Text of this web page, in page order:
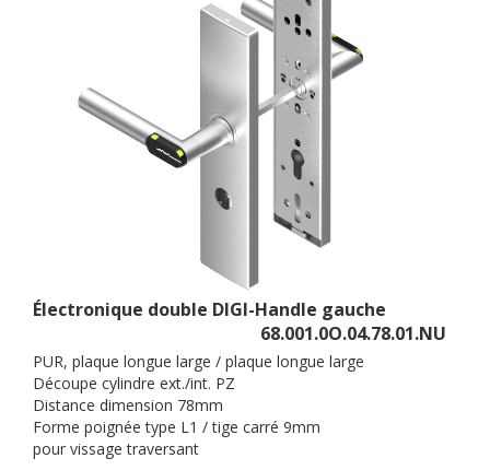
Électronique double DIGI-Handle gauche
68.001.0O.04.78.01.NU
PUR, plaque longue large / plaque longue large
Découpe cylindre ext./int. PZ
Distance dimension 78mm
Forme poignée type L1 / tige carré 9mm
pour vissage traversant